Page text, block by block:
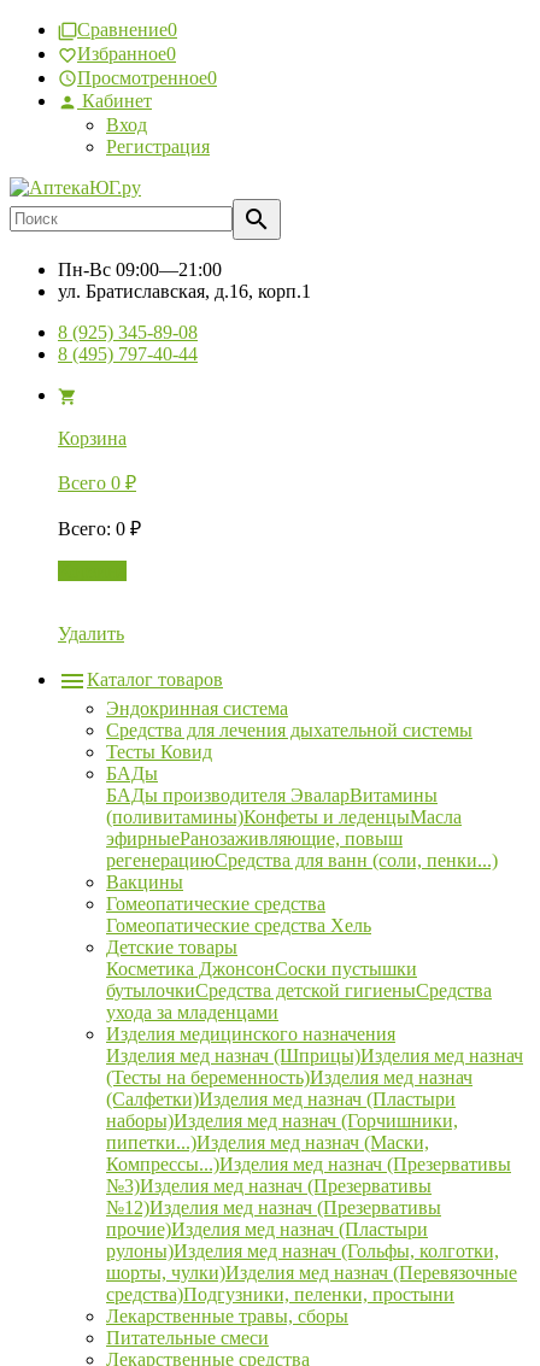
Сравнение0
Избранное0
Просмотренное0
Кабинет
Вход
Регистрация
Пн-Вс 09:00—21:00
ул. Братиславская, д.16, корп.1
8 (925) 345-89-08
8 (495) 797-40-44
Корзина
Всего 0 ₽
Всего: 0 ₽
Удалить
Каталог товаров
Эндокринная система
Средства для лечения дыхательной системы
Тесты Ковид
БАДы
БАДы производителя ЭваларВитамины
(поливитамины)Конфеты и леденцыМасла
эфирныеРанозаживляющие, повыш
регенерациюСредства для ванн (соли, пенки...)
Вакцины
Гомеопатические средства
Гомеопатические средства Хель
Детские товары
Косметика ДжонсонСоски пустышки
бутылочкиСредства детской гигиеныСредства
ухода за младенцами
Изделия медицинского назначения
Изделия мед назнач (Шприцы)Изделия мед назнач
(Тесты на беременность)Изделия мед назнач
(Салфетки)Изделия мед назнач (Пластыри
наборы)Изделия мед назнач (Горчишники,
пипетки...)Изделия мед назнач (Маски,
Компрессы...)Изделия мед назнач (Презервативы
№3)Изделия мед назнач (Презервативы
№12)Изделия мед назнач (Презервативы
прочие)Изделия мед назнач (Пластыри
рулоны)Изделия мед назнач (Гольфы, колготки,
шорты, чулки)Изделия мед назнач (Перевязочные
средства)Подгузники, пеленки, простыни
Лекарственные травы, сборы
Питательные смеси
Лекарственные средства